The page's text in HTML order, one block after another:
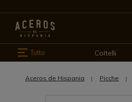
Tutto Coltelli
Aceros de Hispania Picche